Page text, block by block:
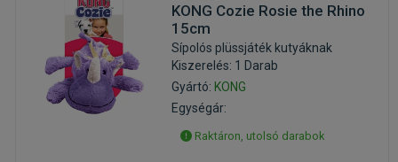
KONG Cozie Rosie the Rhino
15cm
Sípolós plüssjáték kutyáknak
Kiszerelés: 1 Darab
Gyártó: KONG
Egységár:
Raktáron, utolsó darabok